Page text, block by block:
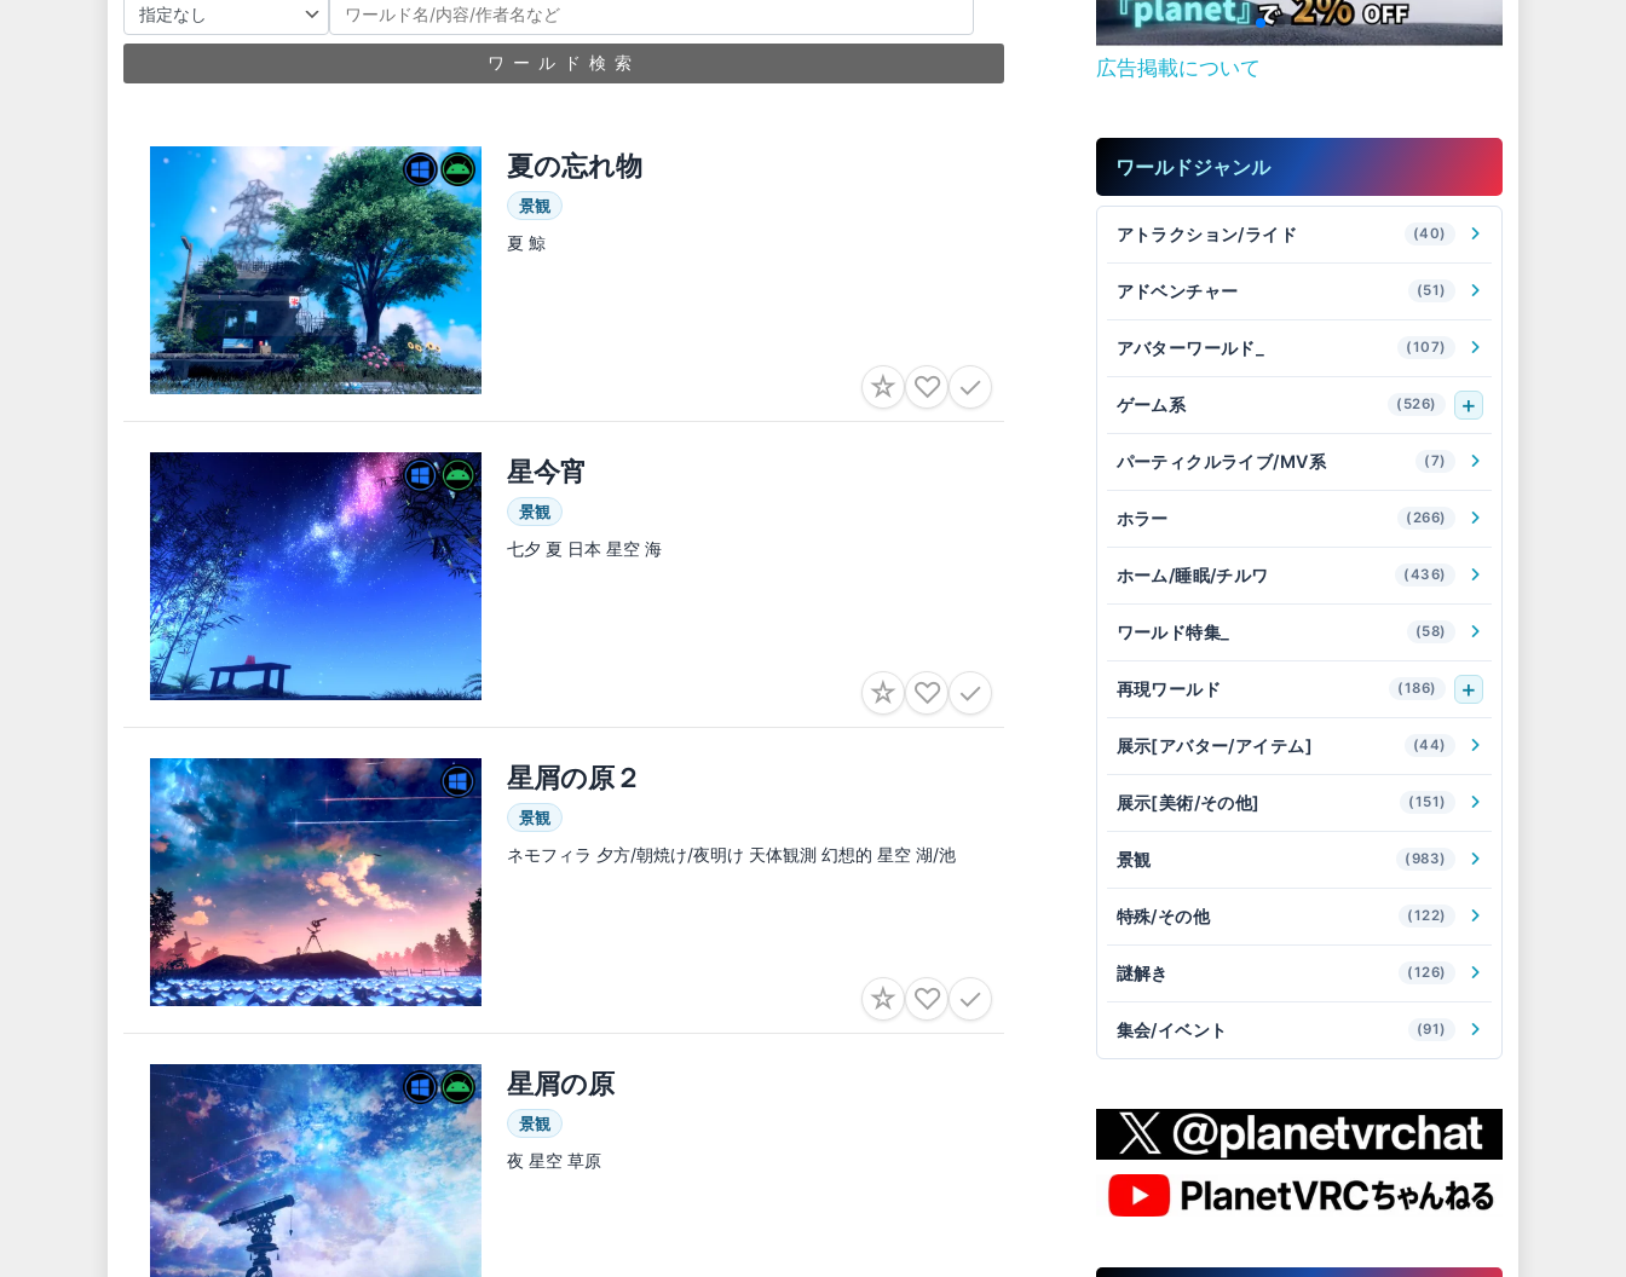
ワールド検索
夏の忘れ物
景観
夏 鯨
☆ ♡ ✓
星今宵
景観
七夕 夏 日本 星空 海
☆ ♡ ✓
星屑の原２
景観
ネモフィラ 夕方/朝焼け/夜明け 天体観測 幻想的 星空 湖/池
☆ ♡ ✓
星屑の原
景観
夜 星空 草原
広告掲載について
ワールドジャンル
アトラクション/ライド (40)
アドベンチャー (51)
アバターワールド_ (107)
ゲーム系 (526)
パーティクルライブ/MV系 (7)
ホラー (266)
ホーム/睡眠/チルワ (436)
ワールド特集_ (58)
再現ワールド (186)
展示[アバター/アイテム] (44)
展示[美術/その他] (151)
景観 (983)
特殊/その他 (122)
謎解き (126)
集会/イベント (91)